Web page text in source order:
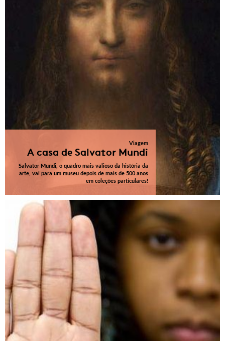
Viagem
A casa de Salvator Mundi
Salvator Mundi, o quadro mais valioso da história da
arte, vai para um museu depois de mais de 500 anos
em coleções particulares!